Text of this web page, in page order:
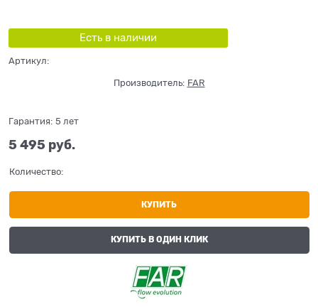
Есть в наличии
Артикул:
Производитель: FAR
Гарантия: 5 лет
5 495 руб.
Количество:
КУПИТЬ
КУПИТЬ В ОДИН КЛИК